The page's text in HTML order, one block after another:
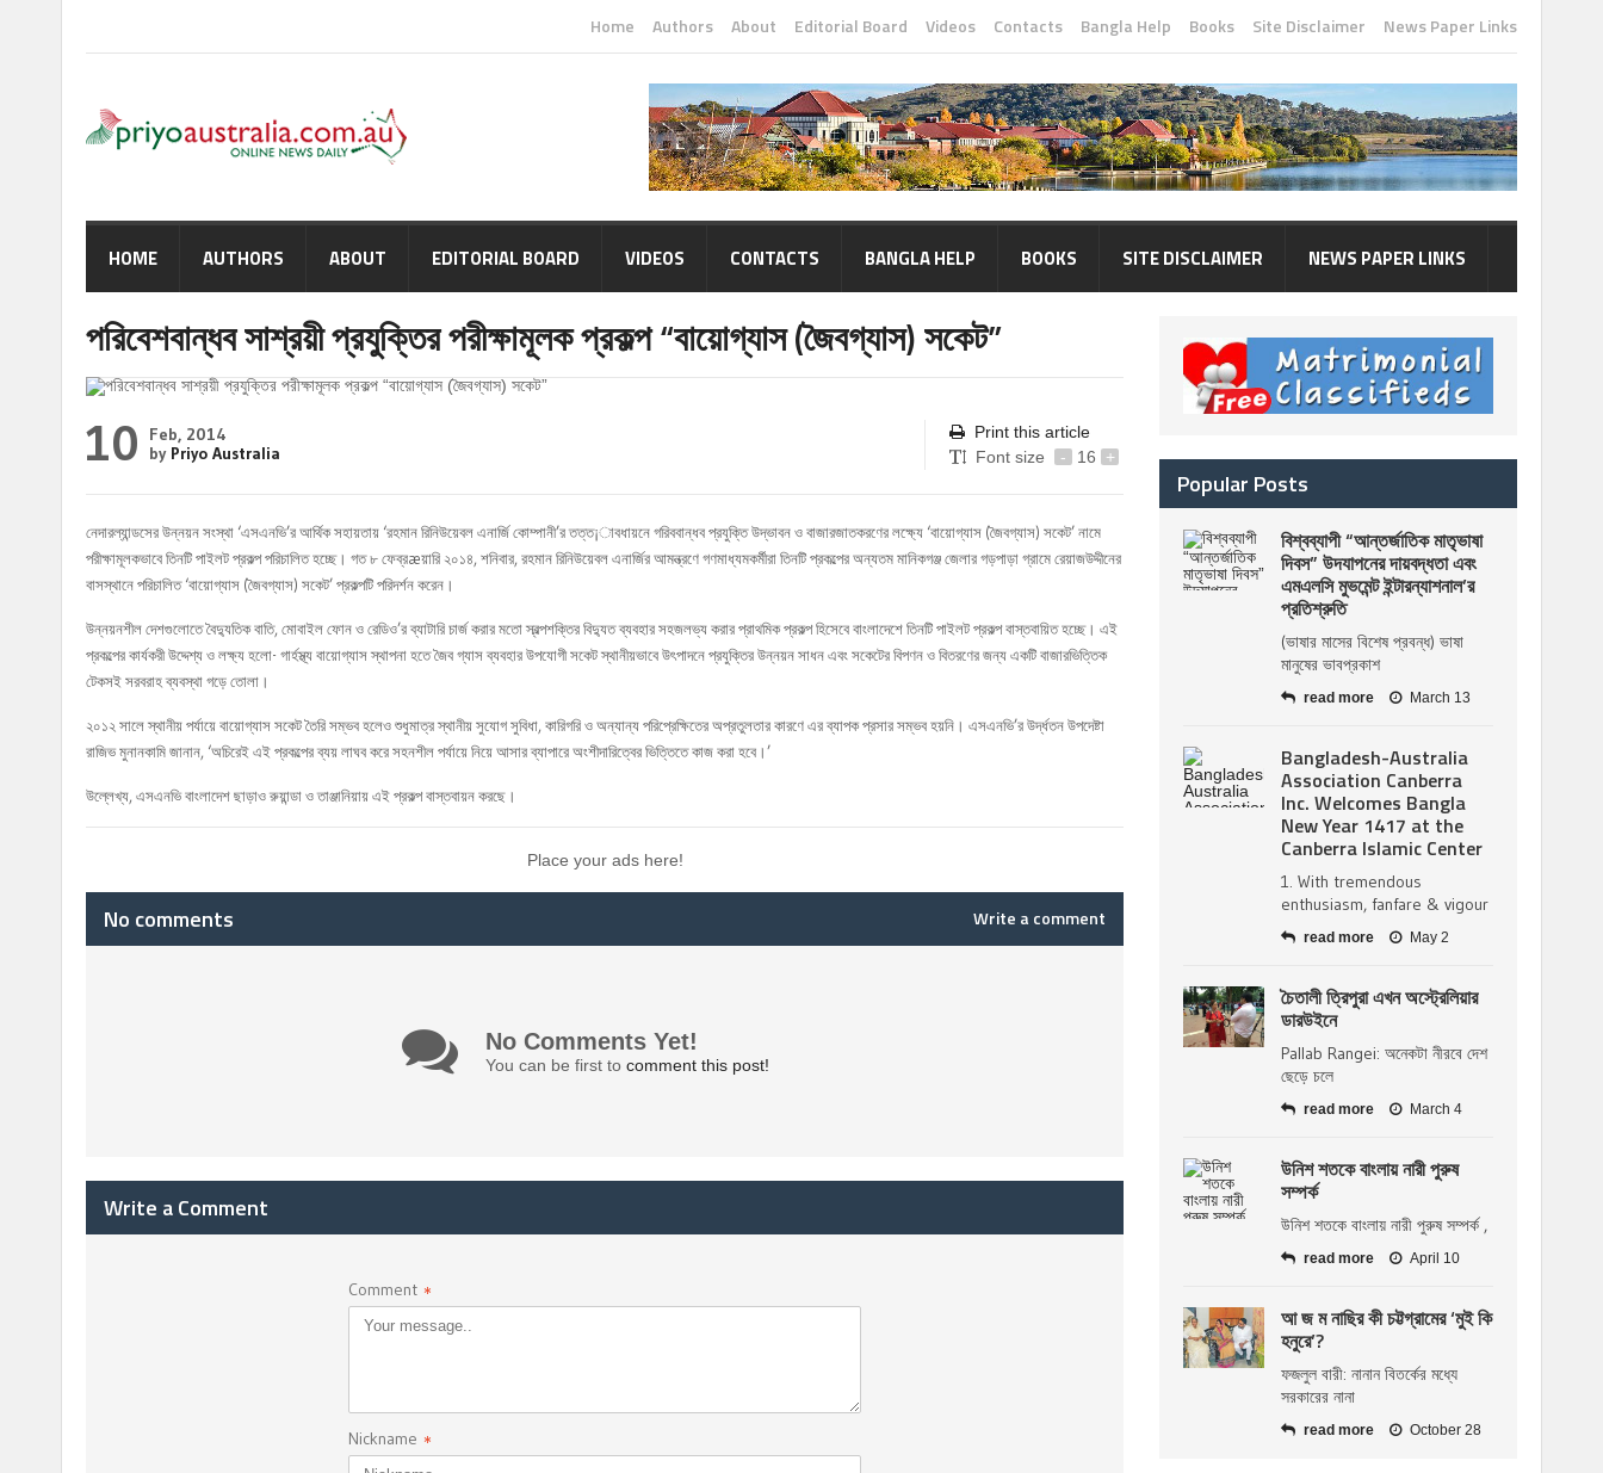
Home Authors About Editorial Board Videos Contacts Bangla Help Books Site Disclaimer News Paper Links
HOME AUTHORS ABOUT EDITORIAL BOARD VIDEOS CONTACTS BANGLA HELP BOOKS SITE DISCLAIMER NEWS PAPER LINKS
পরিবেশবান্ধব সাশ্রয়ী প্রযুক্তির পরীক্ষামূলক প্রকল্প “বায়োগ্যাস (জৈবগ্যাস) সকেট”
10
Feb, 2014
by Priyo Australia
Print this article
Font size
- 16 +
নেদারল্যান্ডসের উন্নয়ন সংস্থা ‘এসএনভি’র আর্থিক সহায়তায় ‘রহমান রিনিউয়েবল এনার্জি কোম্পানী’র তত্ত¡াবধায়নে গরিববান্ধব প্রযুক্তি উদ্ভাবন ও বাজারজাতকরণের লক্ষ্যে ‘বায়োগ্যাস (জৈবগ্যাস) সকেট’ নামে
পরীক্ষামূলকভাবে তিনটি পাইলট প্রকল্প পরিচালিত হচ্ছে। গত ৮ ফেব্রæয়ারি ২০১৪, শনিবার, রহমান রিনিউয়েবল এনার্জির আমন্ত্রণে গণমাধ্যমকর্মীরা তিনটি প্রকল্পের অন্যতম মানিকগঞ্জ জেলার গড়পাড়া গ্রামে রেয়াজউদ্দীনের
বাসস্থানে পরিচালিত ‘বায়োগ্যাস (জৈবগ্যাস) সকেট’ প্রকল্পটি পরিদর্শন করেন।
উন্নয়নশীল দেশগুলোতে বৈদ্যুতিক বাতি, মোবাইল ফোন ও রেডিও’র ব্যাটারি চার্জ করার মতো স্বল্পশক্তির বিদ্যুত ব্যবহার সহজলভ্য করার প্রাথমিক প্রকল্প হিসেবে বাংলাদেশে তিনটি পাইলট প্রকল্প বাস্তবায়িত হচ্ছে। এই
প্রকল্পের কার্যকরী উদ্দেশ্য ও লক্ষ্য হলো- গার্হস্থ্য বায়োগ্যাস স্থাপনা হতে জৈব গ্যাস ব্যবহার উপযোগী সকেট স্থানীয়ভাবে উৎপাদনে প্রযুক্তির উন্নয়ন সাধন এবং সকেটের বিপণন ও বিতরণের জন্য একটি বাজারভিত্তিক
টেকসই সরবরাহ ব্যবস্থা গড়ে তোলা।
২০১২ সালে স্থানীয় পর্যায়ে বায়োগ্যাস সকেট তৈরি সম্ভব হলেও শুধুমাত্র স্থানীয় সুযোগ সুবিধা, কারিগরি ও অন্যান্য পরিপ্রেক্ষিতের অপ্রতুলতার কারণে এর ব্যাপক প্রসার সম্ভব হয়নি। এসএনভি’র উর্দ্ধতন উপদেষ্টা
রাজিভ মুনানকামি জানান, ‘অচিরেই এই প্রকল্পের ব্যয় লাঘব করে সহনশীল পর্যায়ে নিয়ে আসার ব্যাপারে অংশীদারিত্বের ভিত্তিতে কাজ করা হবে।’
উল্লেখ্য, এসএনভি বাংলাদেশ ছাড়াও রুয়ান্ডা ও তাঞ্জানিয়ায় এই প্রকল্প বাস্তবায়ন করছে।
Place your ads here!
No comments Write a comment
No Comments Yet!
You can be first to comment this post!
Write a Comment
Comment *
Nickname *
Popular Posts
বিশ্বব্যাপী “আন্তর্জাতিক মাতৃভাষা
দিবস” উদযাপনের দায়বদ্ধতা এবং
এমএলসি মুভমেন্ট ইন্টারন্যাশনাল’র
প্রতিশ্রুতি
(ভাষার মাসের বিশেষ প্রবন্ধ) ভাষা
মানুষের ভাবপ্রকাশ
read more March 13
Bangladesh-Australia
Association Canberra
Inc. Welcomes Bangla
New Year 1417 at the
Canberra Islamic Center
1. With tremendous
enthusiasm, fanfare & vigour
read more May 2
চৈতালী ত্রিপুরা এখন অস্ট্রেলিয়ার
ডারউইনে
Pallab Rangei: অনেকটা নীরবে দেশ
ছেড়ে চলে
read more March 4
উনিশ শতকে বাংলায় নারী পুরুষ
সম্পর্ক
উনিশ শতকে বাংলায় নারী পুরুষ সম্পর্ক ,
read more April 10
আ জ ম নাছির কী চট্টগ্রামের ‘মুই কি
হনুরে’?
ফজলুল বারী: নানান বিতর্কের মধ্যে
সরকারের নানা
read more October 28